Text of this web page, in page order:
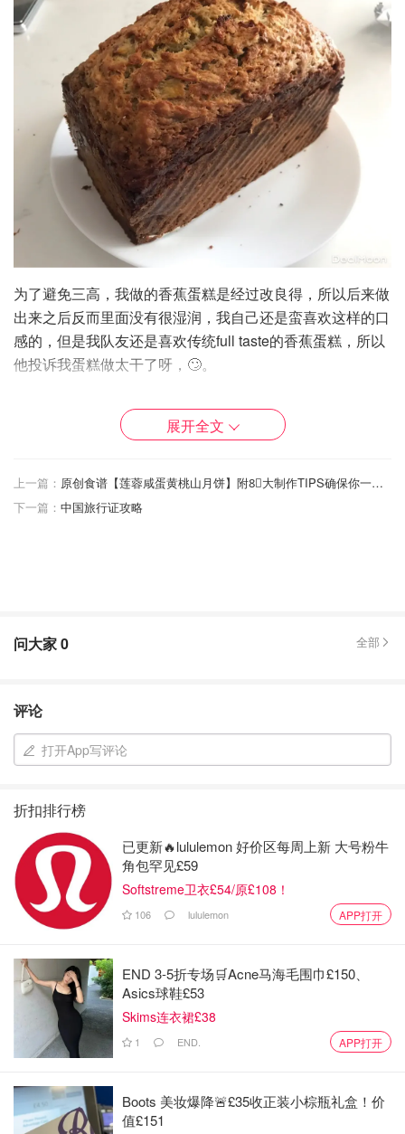
为了避免三高，我做的香蕉蛋糕是经过改良得，所以后来做
出来之后反而里面没有很湿润，我自己还是蛮喜欢这样的口
感的，但是我队友还是喜欢传统full taste的香蕉蛋糕，所以
他投诉我蛋糕做太干了呀，🙄。
材料
用料：香蕉五根， 融化的无盐黄油100g，鸡蛋3个，红糖
60g，中筋面粉400g（看面粉吸水性，酌量增加减少，想要
盐3.5g，小苏打3g，泡打粉6.5g
展开全文
上一篇：
原创食谱【莲蓉咸蛋黄桃山月饼】附8⃣️大制作TIPS确保你一次就成功
下一篇： 中国旅行证攻略
问大家0 全部
评论
打开App写评论
折扣排行榜
已更新🔥lululemon 好价区每周上新 大号粉牛
角包罕见£59
Softstreme卫衣£54/原£108！
106 lululemon APP打开
END 3-5折专场🛒Acne马海毛围巾£150、
Asics球鞋£53
Skims连衣裙£38
1 END. APP打开
Boots 美妆爆降🚨£35收正装小棕瓶礼盒！价
值£151